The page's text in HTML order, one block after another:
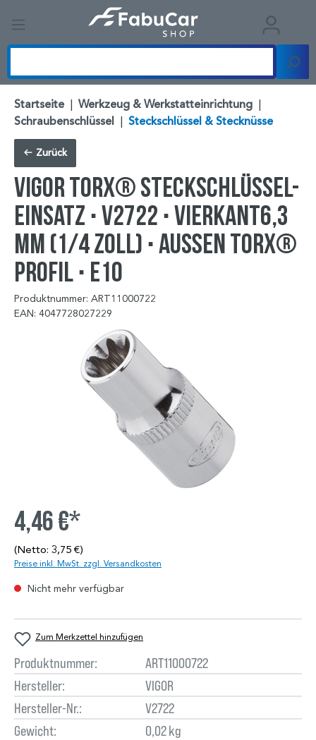
Startseite | Werkzeug & Werkstatteinrichtung |
Schraubenschlüssel | Steckschlüssel & Stecknüsse
Zurück
VIGOR TORX® Steckschlüssel-
Einsatz ∙ V2722 ∙ Vierkant6,3
mm (1/4 Zoll) ∙ Außen TORX®
Profil ∙ E10
Produktnummer: ART11000722
EAN: 4047728027229
4,46 €*
(Netto: 3,75 €)
Preise inkl. MwSt. zzgl. Versandkosten
Nicht mehr verfügbar
Zum Merkzettel hinzufügen
Produktnummer:
ART11000722
Hersteller:
VIGOR
Hersteller-Nr.:
V2722
Gewicht:
0,02 kg